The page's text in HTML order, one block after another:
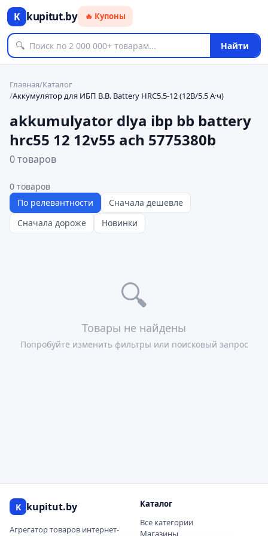
K kupitut.by 🔥 Купоны
🔍 Найти
Главная/Каталог
/Аккумулятор для ИБП B.B. Battery HRC5.5-12 (12В/5.5 А·ч)
akkumulyator dlya ibp bb battery
hrc55 12 12v55 ach 5775380b
0 товаров
0 товаров
По релевантности
Сначала дешевле
Сначала дороже
Новинки
🔍
Товары не найдены
Попробуйте изменить фильтры или поисковый запрос
K kupitut.by
Агрегатор товаров интернет-
Каталог
Все категории
Магазины